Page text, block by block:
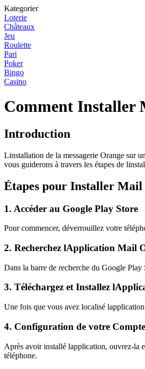
Kategorier
Loterie
Châteaux
Jeu
Roulette
Pari
Poker
Bingo
Casino
Comment Installer
Introduction
Linstallation de la messagerie Orange sur
vous guiderons à travers les étapes de
Étapes pour Installer Mail
1. Accéder au Google Play Store
Pour commencer, déverrouillez votre
2. Recherchez lApplication Mail
Dans la barre de recherche du Google
3. Téléchargez et Installez
Une fois que vous avez localisé
4. Configuration de votre
Après avoir installé lapplication, ouvrez-la
téléphone.